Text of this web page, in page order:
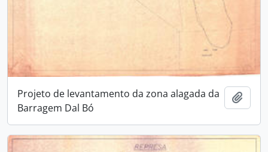
Projeto de levantamento da zona alagada da
Barragem Dal Bó